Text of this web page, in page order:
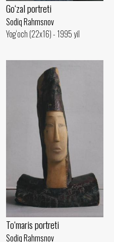
Go‘zal portreti
Sodiq Rahmsnov
Yog‘och (22x16) - 1995 yil
To‘maris portreti
Sodiq Rahmsnov